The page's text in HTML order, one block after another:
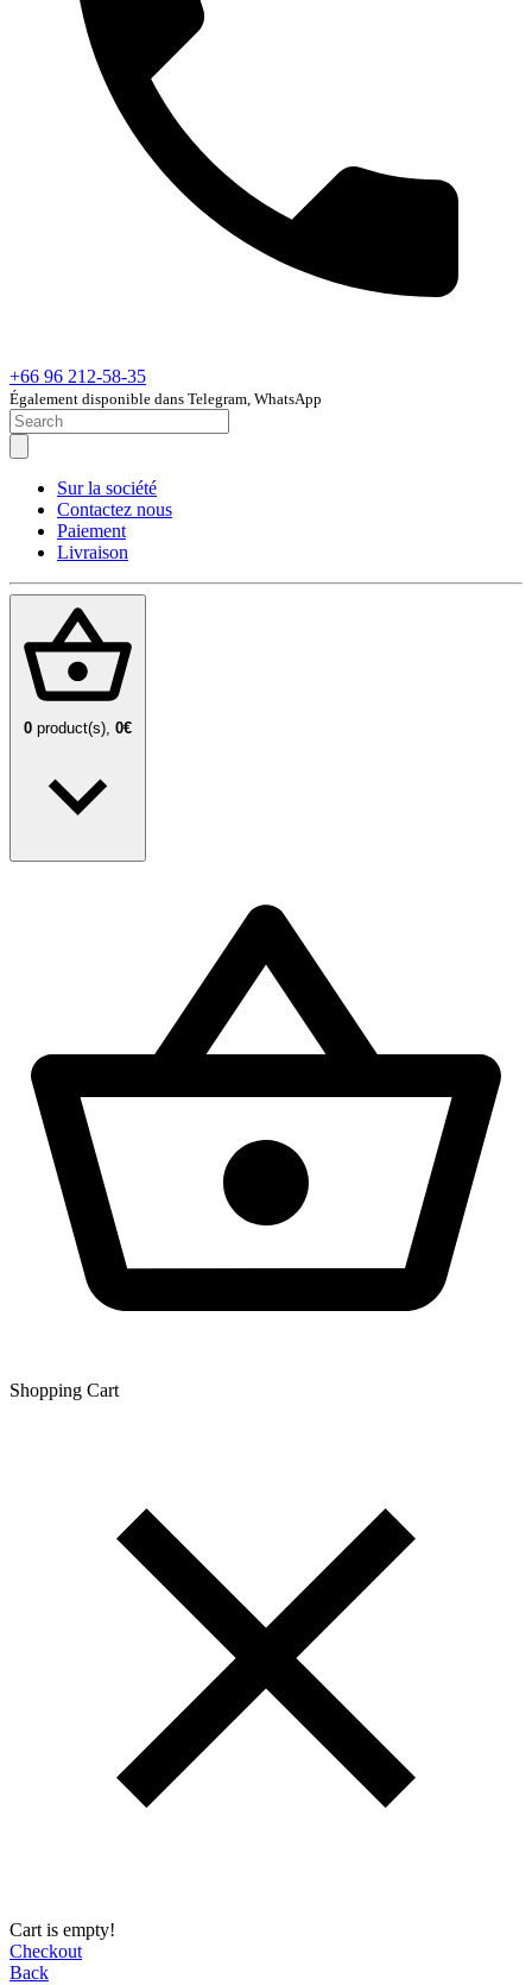
+66 96 212-58-35
Également disponible dans Telegram, WhatsApp
Sur la société
Contactez nous
Paiement
Livraison
0 product(s), 0€
Shopping Сart
Cart is empty!
Checkout
Back